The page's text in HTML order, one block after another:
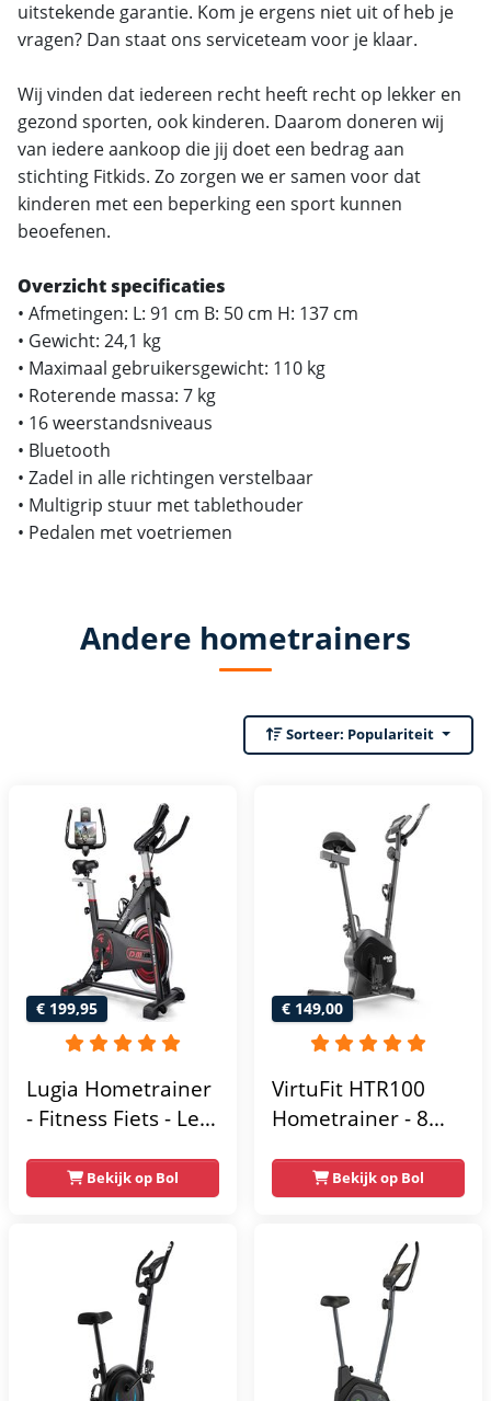
uitstekende garantie. Kom je ergens niet uit of heb je
vragen? Dan staat ons serviceteam voor je klaar.
Wij vinden dat iedereen recht heeft recht op lekker en
gezond sporten, ook kinderen. Daarom doneren wij
van iedere aankoop die jij doet een bedrag aan
stichting Fitkids. Zo zorgen we er samen voor dat
kinderen met een beperking een sport kunnen
beoefenen.
Overzicht specificaties
• Afmetingen: L: 91 cm B: 50 cm H: 137 cm
• Gewicht: 24,1 kg
• Maximaal gebruikersgewicht: 110 kg
• Roterende massa: 7 kg
• 16 weerstandsniveaus
• Bluetooth
• Zadel in alle richtingen verstelbaar
• Multigrip stuur met tablethouder
• Pedalen met voetriemen
Andere hometrainers
Sorteer: Populariteit
€ 199,95
Lugia Hometrainer
- Fitness Fiets - Led
Verstelbaar Zadel -
0-100% weerstand
Hartslagfunctie -
Max 130kg -
Extreem Stil
Bekijk op Bol
€ 149,00
VirtuFit HTR100
Hometrainer - 8
Weerstandniveau's
- Verstelbaar zadel
Tablethouder -
Max. 120 kg
Gebruikersgewicht
- Fitnessfiets
Bekijk op Bol